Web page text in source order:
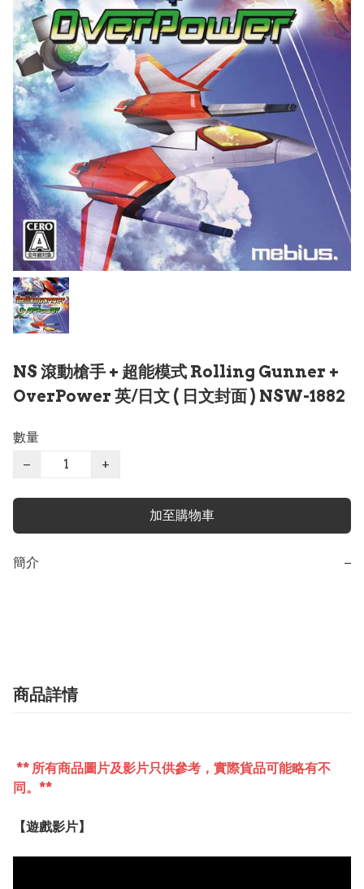
NS 滾動槍手 + 超能模式 Rolling Gunner +
OverPower 英/日文 ( 日文封面 ) NSW-1882
數量
−
+
加至購物車
簡介 −
商品詳情
** 所有商品圖片及影片只供參考，實際貨品可能略有不
同。**
【遊戲影片】